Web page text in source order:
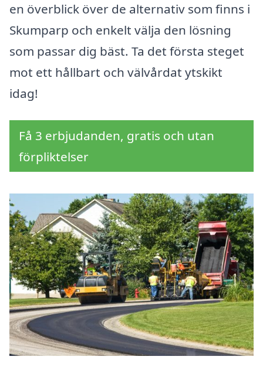
en överblick över de alternativ som finns i
Skumparp och enkelt välja den lösning
som passar dig bäst. Ta det första steget
mot ett hållbart och välvårdat ytskikt
idag!
Få 3 erbjudanden, gratis och utan
förpliktelser